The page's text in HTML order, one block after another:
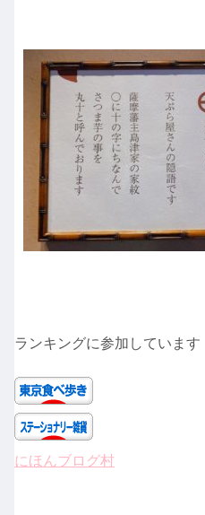
ランキングに参加しています
にほんブログ村